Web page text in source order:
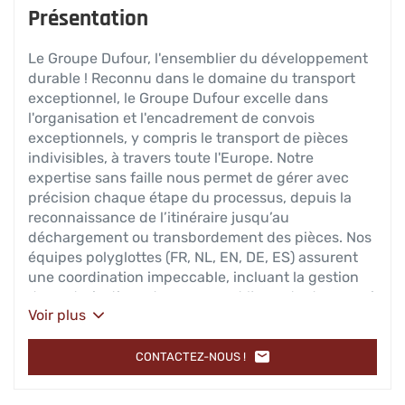
Présentation
Le Groupe Dufour, l'ensemblier du développement
durable ! Reconnu dans le domaine du transport
exceptionnel, le Groupe Dufour excelle dans
l'organisation et l'encadrement de convois
exceptionnels, y compris le transport de pièces
indivisibles, à travers toute l'Europe. Notre
expertise sans faille nous permet de gérer avec
précision chaque étape du processus, depuis la
reconnaissance de l’itinéraire jusqu’au
déchargement ou transbordement des pièces. Nos
équipes polyglottes (FR, NL, EN, DE, ES) assurent
une coordination impeccable, incluant la gestion
des autorisations de passage et l’escorte du convoi
par des voitures-pilotes agréées, garantissant ainsi
un trajet sans le moindre souci ni retard.
Voir plus
CONTACTEZ-NOUS !
L'AGENCE
SVPTE